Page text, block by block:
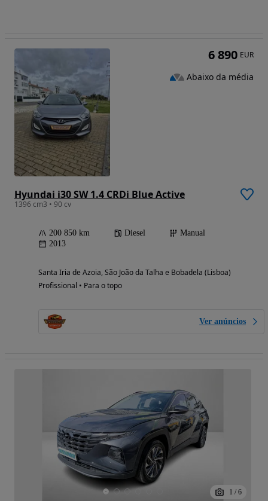
Hyundai i30 SW 1.4 CRDi Blue Active
1396 cm3 • 90 cv
200 850 km Diesel
Manual
2013
Santa Iria de Azoia, São João da Talha e Bobadela (Lisboa)
Profissional • Para o topo
Ver anúncios
6 890 EUR
Abaixo da média
1 / 6